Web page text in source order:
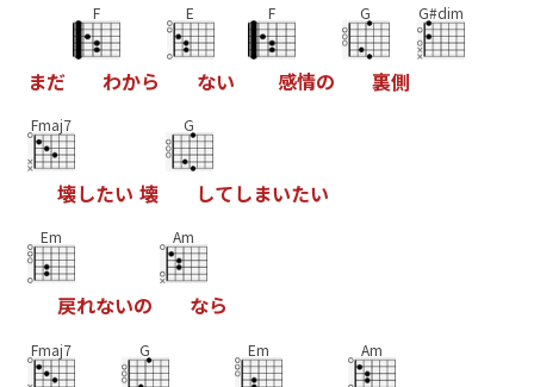
まだ
F
わから
E
ない
F
感情の
G
裏側
G#dim
Fmaj7
壊したい 壊
G
してしまいたい
Em
戻れないの
Am
なら
Fmaj7 G Em Am